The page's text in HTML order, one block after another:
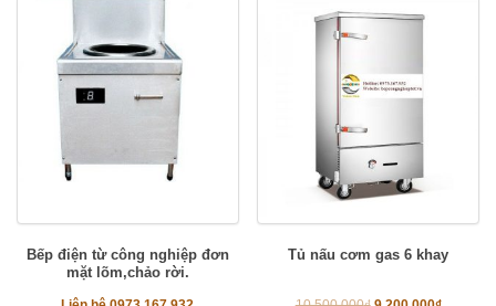
Bếp điện từ công nghiệp đơn
mặt lõm,chảo rời.
Tủ nấu cơm gas 6 khay